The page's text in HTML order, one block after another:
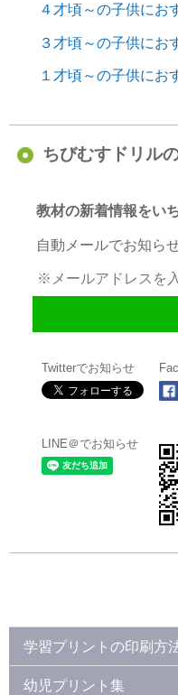
４才頃～の子供にお
３才頃～の子供にお
１才頃～の子供にお
ちびむすドリル
教材の新着情報をい
自動メールでお知ら
Twitterでお知らせ
LINE＠でお知らせ
学習プリントの印刷方
幼児プリント集